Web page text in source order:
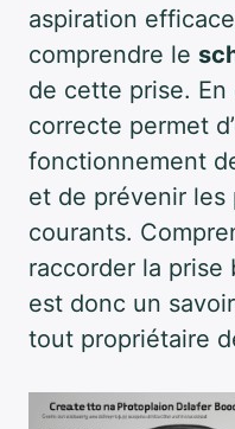
aspiration
comprendre le
de cette prise.
correcte permet
fonctionnement
et de prévenir les
courants.
raccorder la prise
est donc un
tout propriétaire